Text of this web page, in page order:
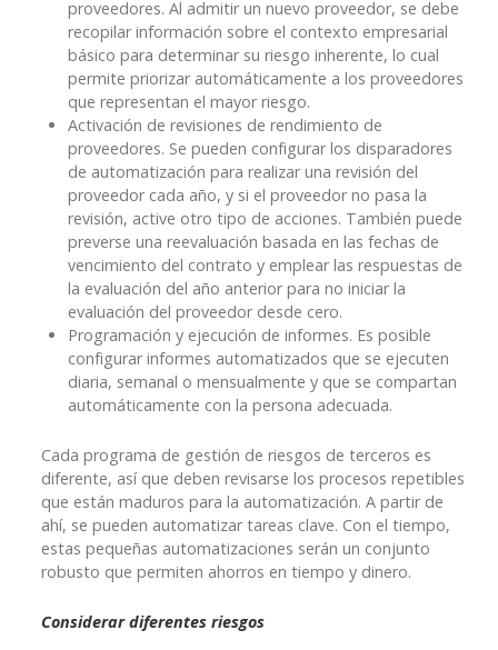
proveedores. Al admitir un nuevo proveedor, se debe
recopilar información sobre el contexto empresarial
básico para determinar su riesgo inherente, lo cual
permite priorizar automáticamente a los proveedores
que representan el mayor riesgo.
Activación de revisiones de rendimiento de
proveedores. Se pueden configurar los disparadores
de automatización para realizar una revisión del
proveedor cada año, y si el proveedor no pasa la
revisión, active otro tipo de acciones. También puede
preverse una reevaluación basada en las fechas de
vencimiento del contrato y emplear las respuestas de
la evaluación del año anterior para no iniciar la
evaluación del proveedor desde cero.
Programación y ejecución de informes. Es posible
configurar informes automatizados que se ejecuten
diaria, semanal o mensualmente y que se compartan
automáticamente con la persona adecuada.
Cada programa de gestión de riesgos de terceros es
diferente, así que deben revisarse los procesos repetibles
que están maduros para la automatización. A partir de
ahí, se pueden automatizar tareas clave. Con el tiempo,
estas pequeñas automatizaciones serán un conjunto
robusto que permiten ahorros en tiempo y dinero.
Considerar diferentes riesgos